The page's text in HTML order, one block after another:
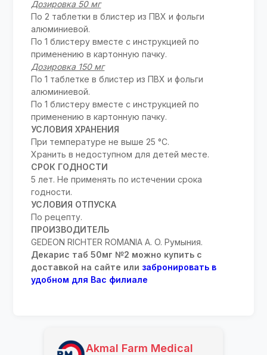
Дозировка 50 мг
По 2 таблетки в блистер из ПВХ и фольги
алюминиевой.
По 1 блистеру вместе с инструкцией по
применению в картонную пачку.
Дозировка 150 мг
По 1 таблетке в блистер из ПВХ и фольги
алюминиевой.
По 1 блистеру вместе с инструкцией по
применению в картонную пачку.
УСЛОВИЯ ХРАНЕНИЯ
При температуре не выше 25 °С.
Хранить в недоступном для детей месте.
СРОК ГОДНОСТИ
5 лет. Не применять по истечении срока
годности.
УСЛОВИЯ ОТПУСКА
По рецепту.
ПРОИЗВОДИТЕЛЬ
GEDEON RICHTER ROMANIA A. O. Румыния.
Декарис таб 50мг №2 можно купить с
доставкой на сайте или забронировать в
удобном для Вас филиале
Akmal Farm Medical